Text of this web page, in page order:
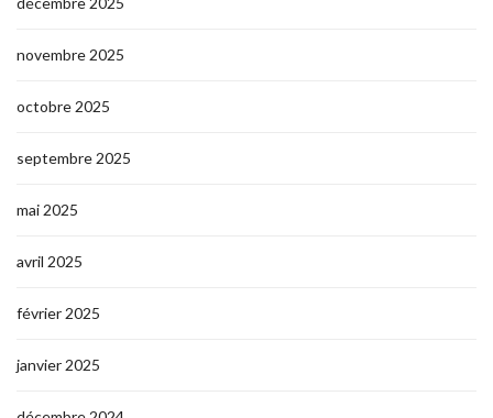
novembre 2025
octobre 2025
septembre 2025
mai 2025
avril 2025
février 2025
janvier 2025